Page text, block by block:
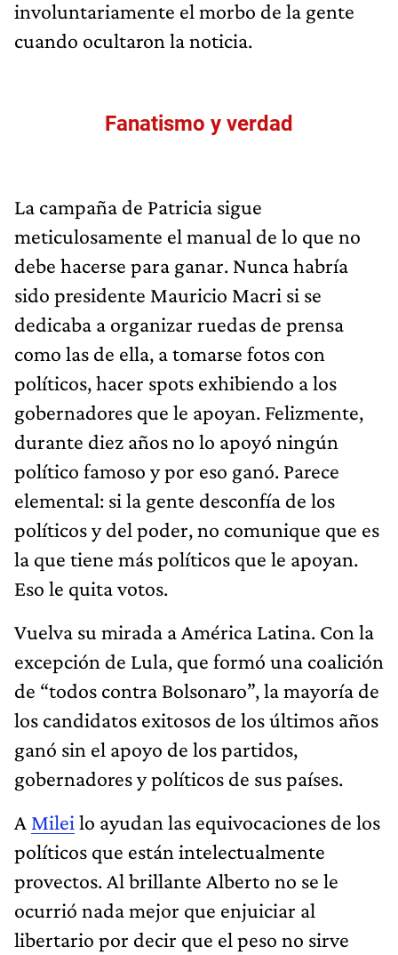
involuntariamente el morbo de la gente
cuando ocultaron la noticia.
Fanatismo y verdad
La campaña de Patricia sigue
meticulosamente el manual de lo que no
debe hacerse para ganar. Nunca habría
sido presidente Mauricio Macri si se
dedicaba a organizar ruedas de prensa
como las de ella, a tomarse fotos con
políticos, hacer spots exhibiendo a los
gobernadores que le apoyan. Felizmente,
durante diez años no lo apoyó ningún
político famoso y por eso ganó. Parece
elemental: si la gente desconfía de los
políticos y del poder, no comunique que es
la que tiene más políticos que le apoyan.
Eso le quita votos.
Vuelva su mirada a América Latina. Con la
excepción de Lula, que formó una coalición
de “todos contra Bolsonaro”, la mayoría de
los candidatos exitosos de los últimos años
ganó sin el apoyo de los partidos,
gobernadores y políticos de sus países.
A Milei lo ayudan las equivocaciones de los
políticos que están intelectualmente
provectos. Al brillante Alberto no se le
ocurrió nada mejor que enjuiciar al
libertario por decir que el peso no sirve